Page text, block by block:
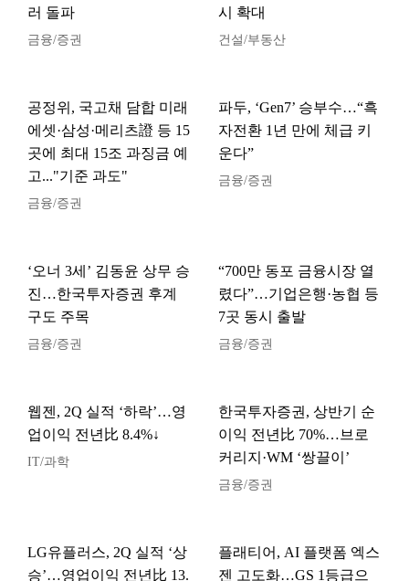
러 돌파
금융/증권
시 확대
건설/부동산
공정위, 국고채 담합 미래
에셋·삼성·메리츠證 등 15
곳에 최대 15조 과징금 예
고..."기준 과도"
금융/증권
파두, ‘Gen7’ 승부수…“흑
자전환 1년 만에 체급 키
운다”
금융/증권
‘오너 3세’ 김동윤 상무 승
진…한국투자증권 후계
구도 주목
금융/증권
“700만 동포 금융시장 열
렸다”…기업은행·농협 등
7곳 동시 출발
금융/증권
웹젠, 2Q 실적 ‘하락’…영
업이익 전년比 8.4%↓
IT/과학
한국투자증권, 상반기 순
이익 전년比 70%…브로
커리지·WM ‘쌍끌이’
금융/증권
LG유플러스, 2Q 실적 ‘상
승’…영업이익 전년比 13.
플래티어, AI 플랫폼 엑스
젠 고도화…GS 1등급으